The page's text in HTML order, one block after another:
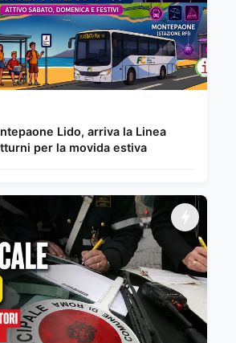
Lido, arriva la Linea
per la movida estiva